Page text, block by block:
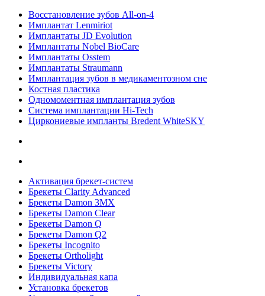
Восстановление зубов All‑on‑4
Имплантат Lenmiriot
Имплантаты JD Evolution
Имплантаты Nobel BioСare
Имплантаты Osstem
Имплантаты Straumann
Имплантация зубов в медикаментозном сне
Костная пластика
Одномоментная имплантация зубов
Система имплантации Hi-Tech
Циркониевые импланты Bredent WhiteSKY
Активация брекет-систем
Брекеты Clarity Advanced
Брекеты Damon 3MX
Брекеты Damon Clear
Брекеты Damon Q
Брекеты Damon Q2
Брекеты Incognito
Брекеты Ortholight
Брекеты Victory
Индивидуальная капа
Установка брекетов